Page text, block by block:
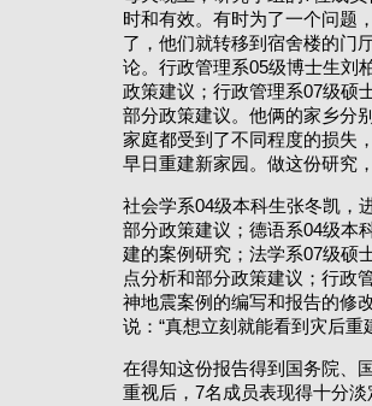
时和有效。有时为了一个问题
了，他们就转移到宿舍楼的门
论。行政管理系05级博士生刘
政策建议；行政管理系07级硕
部分政策建议。他俩的家乡分
家庭都受到了不同程度的损失
早日重建新家园。做这份研究
社会学系04级本科生张冬凯，
部分政策建议；德语系04级本
建的案例研究；法学系07级硕
点分析和部分政策建议；行政
神地震案例的编写和报告的修
说：“真想立刻就能看到灾后重
在得知这份报告得到国务院、
重视后，7名成员表现得十分